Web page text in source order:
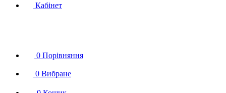
Кабінет
0 Порівняння
0 Вибране